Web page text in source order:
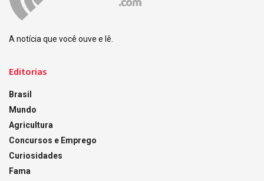
A notícia que você ouve e lê.
Editorias
Brasil
Mundo
Agricultura
Concursos e Emprego
Curiosidades
Fama